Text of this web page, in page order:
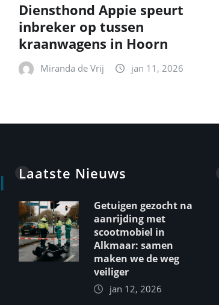
Diensthond Appie speurt
inbreker op tussen
kraanwagens in Hoorn
Miranda de Vrij jan 11, 2026
Laatste Nieuws
Getuigen gezocht na
aanrijding met
scootmobiel in
Alkmaar: samen
maken we de weg
veiliger
jan 12, 2026